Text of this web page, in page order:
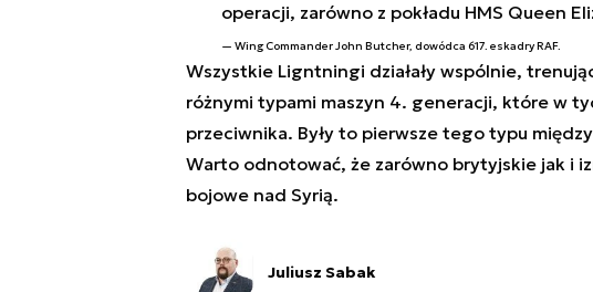
operacji, zarówno z pokładu HMS Queen
Wing Commander John Butcher, dowódca 617. eskadry RAF.
Wszystkie Ligntningi działały wspólnie,
różnymi typami maszyn 4. generacji, które w
przeciwnika. Były to pierwsze tego typu
Warto odnotować, że zarówno brytyjskie jak i
bojowe nad Syrią.
Juliusz Sabak